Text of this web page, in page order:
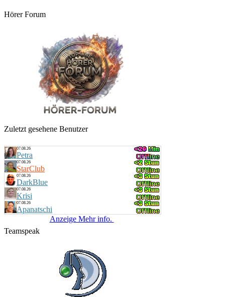
Hörer Forum
Zuletzt gesehene Benutzer
07.08.26
Petra
07.08.26
StarClub
07.08.26
DarkBlue
07.08.26
Krisi
07.08.26
Apanatschi
Anzeige Mehr info.
Teamspeak